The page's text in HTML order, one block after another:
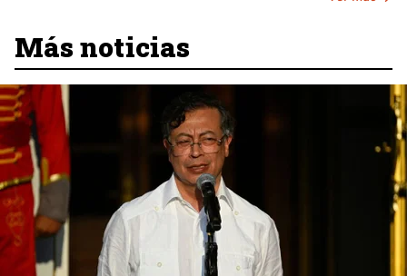
Más noticias